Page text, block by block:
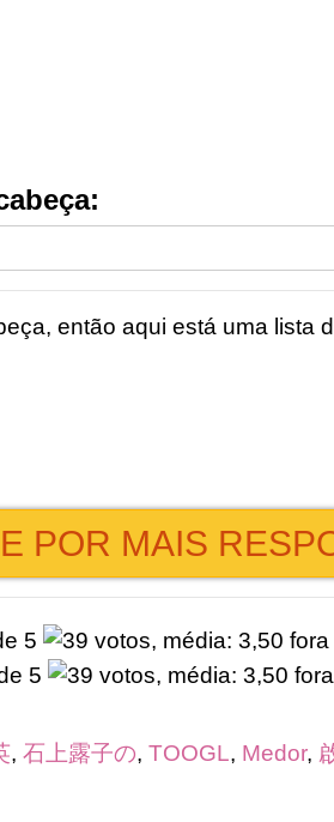
então aqui está uma lista
POR MAIS
, 石上露子の, TOOGL, Medor,